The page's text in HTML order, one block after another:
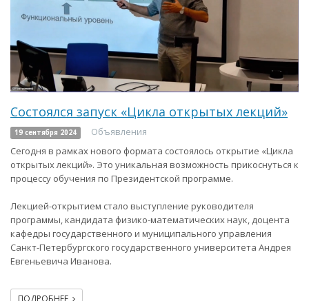
Состоялся запуск «Цикла открытых лекций»
19 сентября 2024
Объявления
Сегодня в рамках нового формата состоялось открытие «Цикла
открытых лекций». Это уникальная возможность прикоснуться к
процессу обучения по Президентской программе.
Лекцией-открытием стало выступление руководителя
программы, кандидата физико-математических наук, доцента
кафедры государственного и муниципального управления
Санкт-Петербургского государственного университета Андрея
Евгеньевича Иванова.